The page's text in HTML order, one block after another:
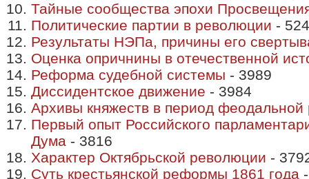
Тайные сообщества эпохи
Политические партии в революции -
Результаты НЭПа, причины его
Оценка опричнины в отечественной
Реформа судебной системы - 3989
Диссидентское движение - 3984
Архивы княжеств в период феодальной
Первый опыт Российского
Дума - 3816
Характер Октябрьской революции -
Суть крестьянской реформы 1861 года